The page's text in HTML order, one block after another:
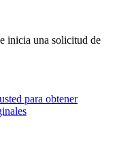
inicia una solicitud de
para obtener